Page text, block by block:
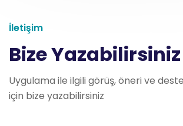
İletişim
Bize Yazabilirsiniz
Uygulama ile ilgili görüş, öneri ve
için bize yazabilirsiniz